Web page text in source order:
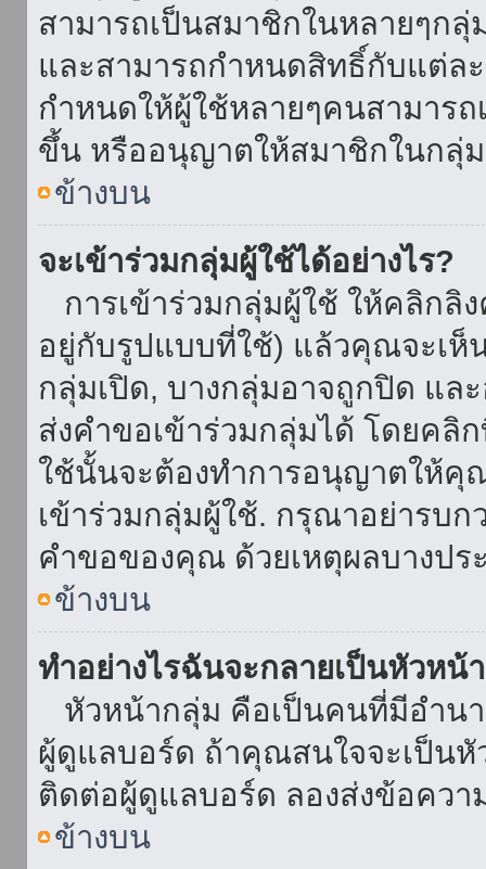
สามารถเป็นสมาชิกในหลายๆก
และสามารถกำหนดสิทธิ์กับแต่ล
กำหนดให้ผู้ใช้หลายๆคนสามารถ
ขึ้น หรืออนุญาตให้สมาชิกในกลุ่ม
ข้างบน
จะเข้าร่วมกลุ่มผู้ใช้ได้อย่างไร?
การเข้าร่วมกลุ่มผู้ใช้ ให้คลิก
อยู่กับรูปแบบที่ใช้) แล้วคุณจะเห็
กลุ่มเปิด, บางกลุ่มอาจถูกปิด แ
ส่งคำขอเข้าร่วมกลุ่มได้ โดยคลิ
ใช้นั้นจะต้องทำการอนุญาตให้คุ
เข้าร่วมกลุ่มผู้ใช้. กรุณาอย่ารบก
คำขอของคุณ ด้วยเหตุผลบางปร
ข้างบน
ทำอย่างไรฉันจะกลายเป็นหัวหน้
หัวหน้ากลุ่ม คือเป็นคนที่มีอำนา
ผู้ดูแลบอร์ด ถ้าคุณสนใจจะเป็น
ติดต่อผู้ดูแลบอร์ด ลองส่งข้อคว
ข้างบน